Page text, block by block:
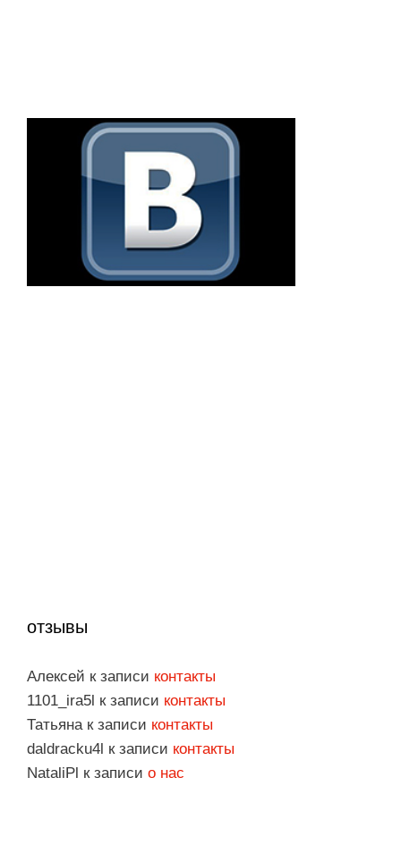
отзывы
Алексей к записи контакты
1101_ira5l к записи контакты
Татьянак записи контакты
daldracku4l к записи контакты
NataliPl к записи о нас